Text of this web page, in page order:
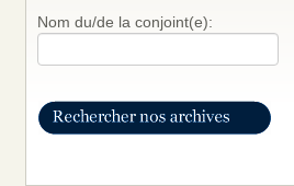
Nom du/de la conjoint(e):